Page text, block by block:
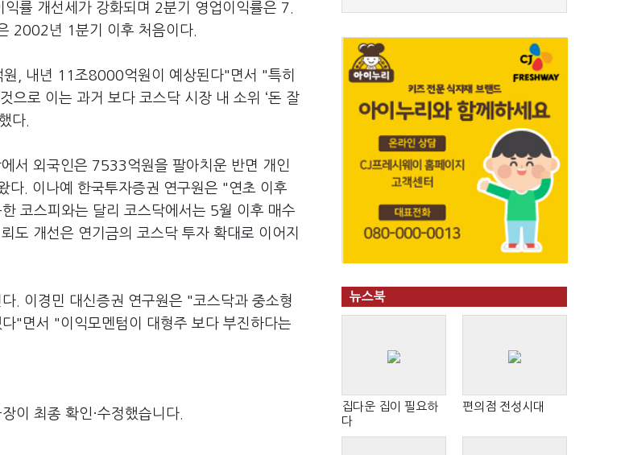
률 개선세가 강화되며 2분기 영업이익률은 7.
2002년 1분기 이후 처음이다.
, 내년 11조8000억원이 예상된다"면서 "특히
로 이는 과거 보다 코스닥 시장 내 소위 ‘돈 잘
다.
서 외국인은 7533억원을 팔아치운 반면 개인
. 이나예 한국투자증권 연구원은 "연초 이후
코스피와는 달리 코스닥에서는 5월 이후 매수
도 개선은 연기금의 코스닥 투자 확대로 이어지
. 이경민 대신증권 연구원은 "코스닥과 중소형
"면서 "이익모멘텀이 대형주 보다 부진하다는
이 최종 확인·수정했습니다.
뉴스북
집다운 집이 필요하
다
편의점 전성시대